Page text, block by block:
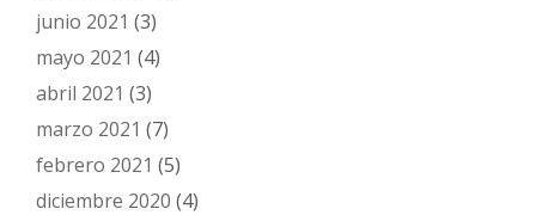
junio 2021 (3)
mayo 2021 (4)
abril 2021 (3)
marzo 2021 (7)
febrero 2021 (5)
diciembre 2020 (4)